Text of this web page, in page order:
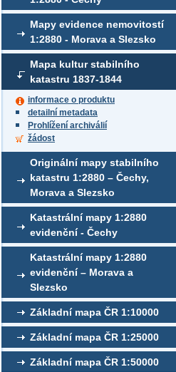
Mapy evidence nemovitostí
1:2880 - Morava a Slezsko
Mapa kultur stabilního
katastru 1837-1844
informace o produktu
detailní metadata
Prohlížení archiválií
žádost
Originální mapy stabilního
katastru 1:2880 – Čechy,
Morava a Slezsko
Katastrální mapy 1:2880
evidenční - Čechy
Katastrální mapy 1:2880
evidenční – Morava a
Slezsko
Základní mapa ČR 1:10000
Základní mapa ČR 1:25000
Základní mapa ČR 1:50000